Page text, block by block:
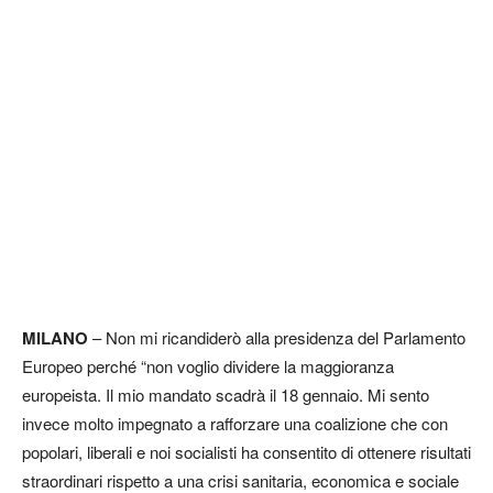
MILANO – Non mi ricandiderò alla presidenza del Parlamento
Europeo perché “non voglio dividere la maggioranza
europeista. Il mio mandato scadrà il 18 gennaio. Mi sento
invece molto impegnato a rafforzare una coalizione che con
popolari, liberali e noi socialisti ha consentito di ottenere risultati
straordinari rispetto a una crisi sanitaria, economica e sociale